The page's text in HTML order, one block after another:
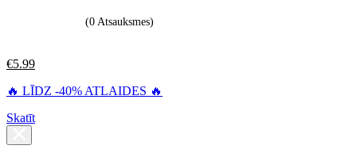
(0 Atsauksmes)
€5.99
🔥 LĪDZ -40% ATLAIDES 🔥
Skatīt